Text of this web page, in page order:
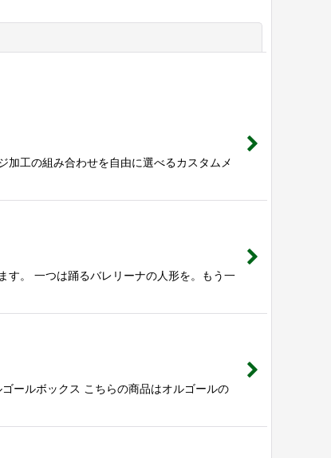
工の組み合わせを自由に選べるカスタムメ
す。 一つは踊るバレリーナの人形を。もう一
ールボックス こちらの商品はオルゴールの